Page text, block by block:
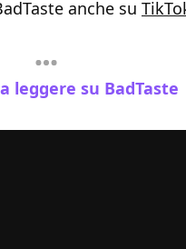
anche su
leggere su BadTaste